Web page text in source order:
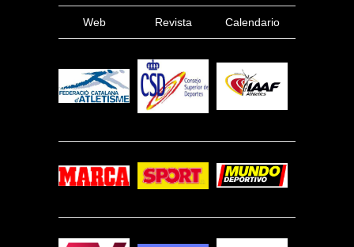
Web Revista Calendario